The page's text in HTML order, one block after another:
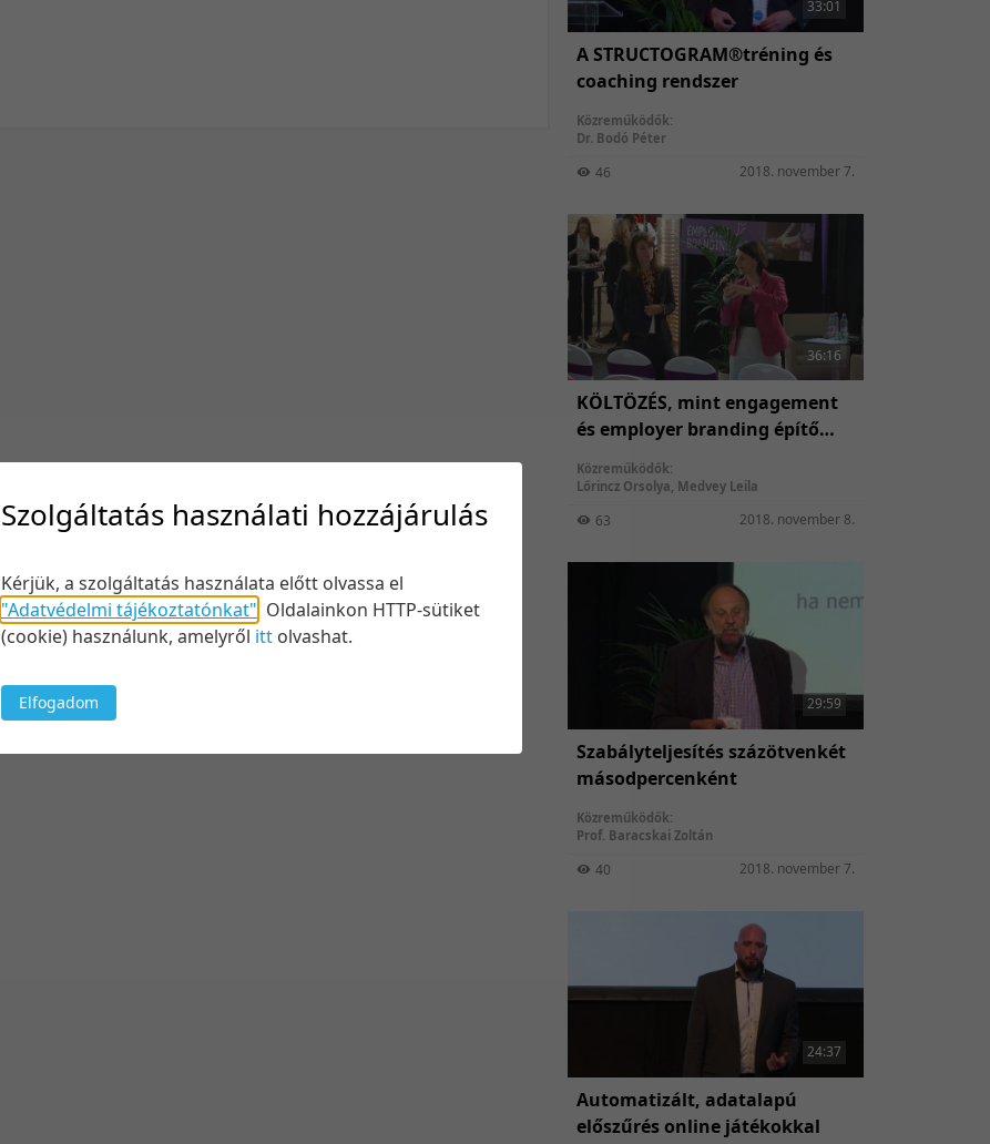
33:01
A STRUCTOGRAM®tréning és
coaching rendszer
Közreműködők:
Dr. Bodó Péter
46 2018. november 7.
36:16
KÖLTÖZÉS, mint engagement
és employer branding építő
költözés humán hatásainak
Közreműködők:
Lőrincz Orsolya, Medvey Leila
63 2018. november 8.
29:59
Szabályteljesítés százötvenkét
másodpercenként
Közreműködők:
Prof. Baracskai Zoltán
40 2018. november 7.
24:37
Automatizált, adatalapú
előszűrés online játékokkal
Szolgáltatás használati hozzájárulás
Kérjük, a szolgáltatás használata előtt olvassa el
"Adatvédelmi tájékoztatónkat" Oldalainkon HTTP-sütiket
(cookie) használunk, amelyről itt olvashat.
Elfogadom